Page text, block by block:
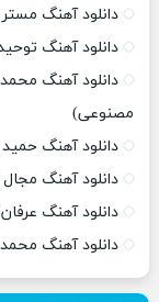
دانلود آهنگ مستر
دانلود آهنگ
دانلود آهنگ
مصنوعی)
دانلود آهنگ حمید
دانلود آهنگ
دانلود آهنگ
دانلود آهنگ